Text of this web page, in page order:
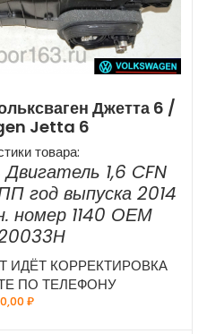
Джетта 6 /
Jetta 6
товара:
1,6 CFN
год выпуска 2014
номер 1140 ОЕМ
КОРРЕКТИРОВКА
ПО ТЕЛЕФОНУ
₽